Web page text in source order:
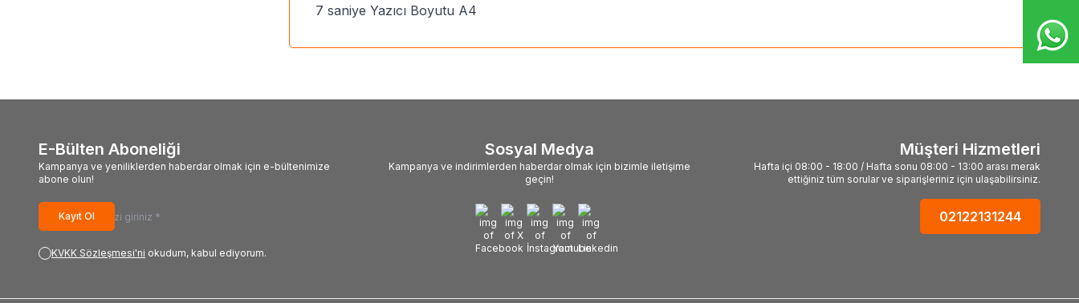
7 saniye Yazıcı Boyutu A4
E-Bülten Aboneliği
Kampanya ve yeniliklerden haberdar olmak için e-bültenimize
abone olun!
Kayıt Ol
KVKK Sözleşmesi'ni okudum, kabul ediyorum.
Sosyal Medya
Kampanya ve indirimlerden haberdar olmak için bizimle iletişime
geçin!
Müşteri Hizmetleri
Hafta içi 08:00 - 18:00 / Hafta sonu 08:00 - 13:00 arası merak
ettiğiniz tüm sorular ve siparişleriniz için ulaşabilirsiniz.
02122131244